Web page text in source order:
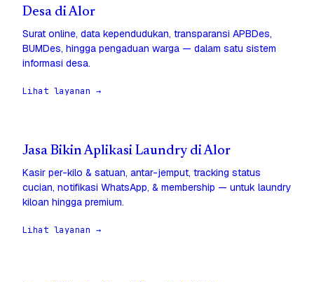
Desa di Alor
Surat online, data kependudukan, transparansi APBDes,
BUMDes, hingga pengaduan warga — dalam satu sistem
informasi desa.
Lihat layanan →
Jasa Bikin Aplikasi Laundry di Alor
Kasir per-kilo & satuan, antar-jemput, tracking status
cucian, notifikasi WhatsApp, & membership — untuk laundry
kiloan hingga premium.
Lihat layanan →